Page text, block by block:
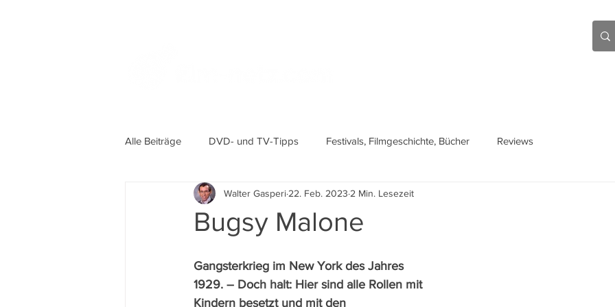
Alle Beiträge DVD- und TV-Tipps Festivals, Filmgeschichte, Bücher Reviews
Bugsy Malone
Walter Gasperi 22. Feb. 2023 2 Min. Lesezeit
Gangsterkrieg im New York des Jahres
1929. – Doch halt: Hier sind alle Rollen mit
Kindern besetzt und mit den